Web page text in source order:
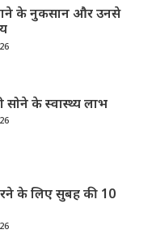
के नुकसान और उनसे
सोने के स्वास्थ्य लाभ
के लिए सुबह की 10